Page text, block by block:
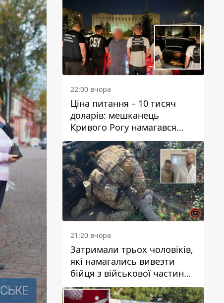
22:00 вчора
Ціна питання – 10 тисяч
доларів: мешканець
Кривого Рогу намагався
переправити чоловіка до
Словаччини
21:20 вчора
Затримали трьох чоловіків,
які намагались вивезти
бійця з військової частини
до Дніпра за 7 тисяч
доларів: серед них був лікар